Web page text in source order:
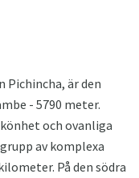
Pichincha, är den
- 5790 meter.
och ovanliga
av komplexa
På den södra